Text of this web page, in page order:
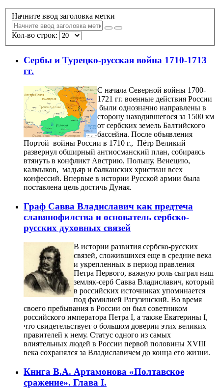
Начните ввод заголовка метки
Кол-во строк:
Сербы и Турецко-русская война 1710-1713
гг.
С начала Северной войны 1700-
1721 гг. военные действия России
были однозначно направлены в
сторону находившегося за 1500 км
от сербских земель Балтийского
бассейна. После объявления
Портой войны России в 1710 г., Пётр Великий
развернул обширный антиосманский план, собираясь
втянуть в конфликт Австрию, Польшу, Венецию,
калмыков, мадьяр и балканских христиан всех
конфессий. Впервые в истории Русской армии была
поставлена цель достичь Дуная.
Граф Савва Владиславич как предтеча
славянофилства и основатель сербско-
русских духовных связей
В истории развития сербско-русских
связей, сложившихся еще в средние века
и укрепленных в период правления
Петра Первого, важную роль сыграл наш
земляк-серб Савва Владиславич, который
в российских источниках упоминается
под фамилией Рагузинский. Во время
своего пребывания в России он был советником
российского императора Петра I, а также Екатерины I,
что свидетельствует о большом доверии этих великих
правителей к нему. Статус одного из самых
влиятельных людей в России первой половины XVIII
века сохранялся за Владиславичем до конца его жизни.
Книга В.А. Артамонова «Полтавское
сражение». Глава I.